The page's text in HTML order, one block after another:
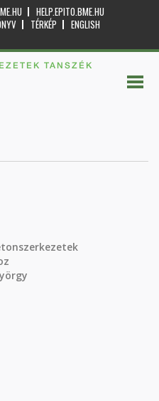
HELP.EPITO.BME.HU
TÉRKÉP
ENGLISH
TANSZÉK